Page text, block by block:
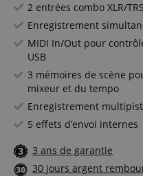
2 entrées combo XLR/
Enregistrement
MIDI In/Out pour
USB
3 mémoires de scène
mixeur et du tempo
Enregistrement
5 effets d’envoi internes
3 ans de garantie
30 jours argent